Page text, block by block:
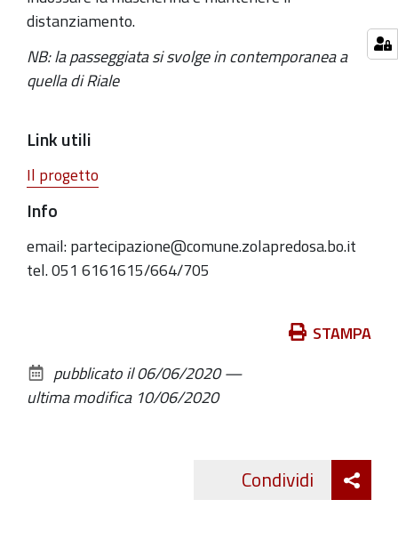
distanziamento.
NB: la passeggiata si svolge in contemporanea a
quella di Riale
Link utili
Il progetto
Info
email: partecipazione@comune.zolapredosa.bo.it
tel. 051 6161615/664/705
documento
STAMPA
pubblicato il06/06/2020—
ultima modifica 10/06/2020
Condividi